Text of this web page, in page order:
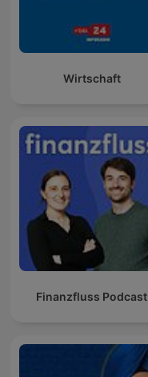
Wirtschaft
Finanzfluss Podcast